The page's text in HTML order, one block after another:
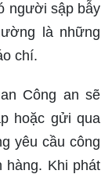
người sập bẫy
là những
chí.
Công an sẽ
hoặc gửi qua
yêu cầu công
hàng. Khi phát